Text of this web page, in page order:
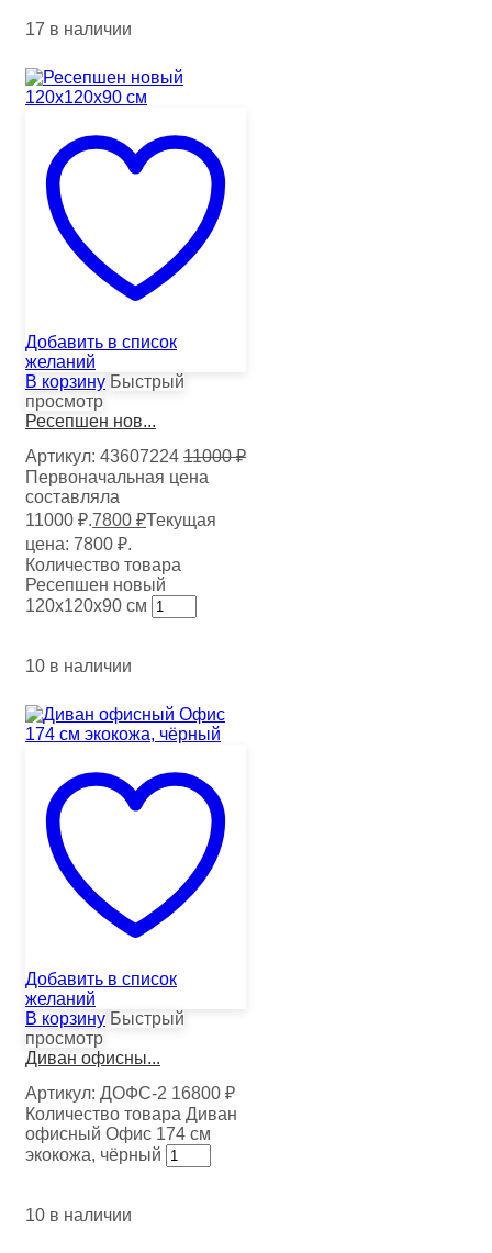
17 в наличии
Добавить в список
желаний
В корзину Быстрый
просмотр
Ресепшен нов...
Артикул: 43607224 11000₽
Первоначальная цена
составляла
11000 ₽.7800 ₽Текущая
цена: 7800 ₽.
Количество товара
Ресепшен новый
120х120х90 см
10 в наличии
Добавить в список
желаний
В корзину Быстрый
просмотр
Диван офисны...
Артикул: ДОФС-2 16800 ₽
Количество товара Диван
офисный Офис 174 см
экокожа, чёрный
10 в наличии